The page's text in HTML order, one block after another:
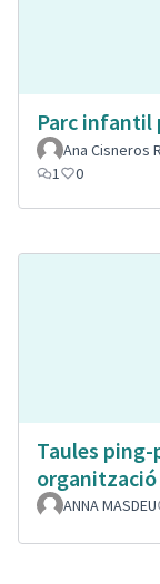
Parc infantil
Ana Cisneros
1
0
Taules
ANNA MASDEU